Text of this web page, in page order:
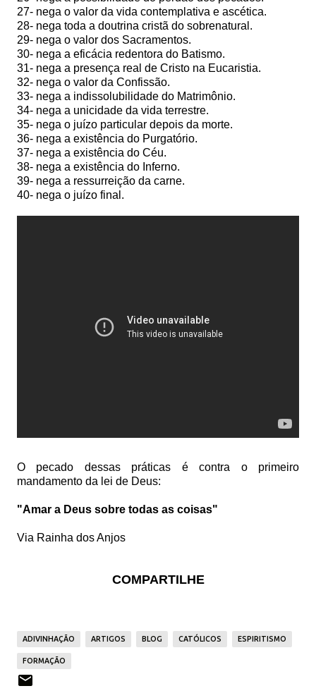
27- nega o valor da vida contemplativa e ascética.
28- nega toda a doutrina cristã do sobrenatural.
29- nega o valor dos Sacramentos.
30- nega a eficácia redentora do Batismo.
31- nega a presença real de Cristo na Eucaristia.
32- nega o valor da Confissão.
33- nega a indissolubilidade do Matrimônio.
34- nega a unicidade da vida terrestre.
35- nega o juízo particular depois da morte.
36- nega a existência do Purgatório.
37- nega a existência do Céu.
38- nega a existência do Inferno.
39- nega a ressurreição da carne.
40- nega o juízo final.
O pecado dessas práticas é contra o primeiro
mandamento da lei de Deus:
"Amar a Deus sobre todas as coisas"
Via Rainha dos Anjos
COMPARTILHE
ADIVINHAÇÃO ARTIGOS BLOG CATÓLICOS ESPIRITISMO
FORMAÇÃO